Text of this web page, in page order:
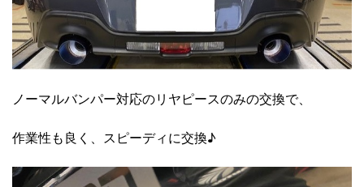
ノーマルバンパー対応のリヤピースのみの交換で、
作業性も良く、スピーディに交換♪